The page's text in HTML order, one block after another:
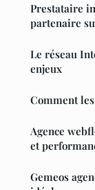
Prestataire
partenaire
Le réseau
enjeux
Comment
Agence
et
Gemeos